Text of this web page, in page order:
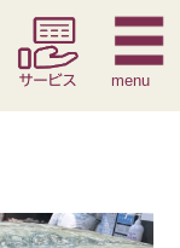
サービス
menu